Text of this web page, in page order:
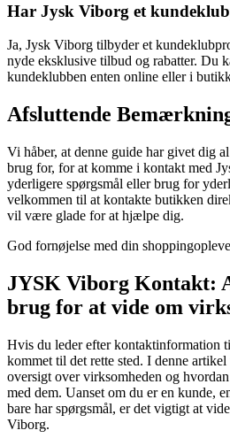
Har Jysk Viborg et
Ja, Jysk Viborg tilbyder et
nyde eksklusive tilbud og rabatter. Du
kundeklubben enten online eller i
Afsluttende
Vi håber, at denne guide har givet dig
brug for, for at komme i kontakt med
yderligere spørgsmål eller brug for
velkommen til at kontakte butikken
vil være glade for at hjælpe dig.
God fornøjelse med din
JYSK Viborg Kontakt:
brug for at vide om
Hvis du leder efter kontaktinformation
kommet til det rette sted. I denne
oversigt over virksomheden og
med dem. Uanset om du er en kunde,
bare har spørgsmål, er det vigtigt at
Viborg.